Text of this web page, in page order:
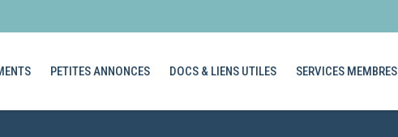
PETITES ANNONCES DOCS & LIENS UTILES SERVICES MEMBRES